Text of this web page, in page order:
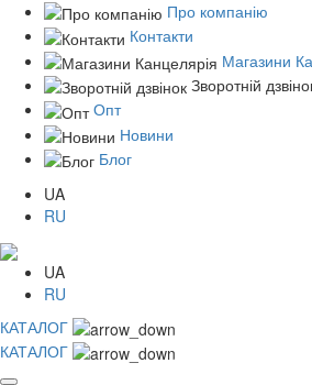
Про компанію
Контакти
Магазини
Зворотній
Опт
Новини
Блог
UA
RU
UA
RU
КАТАЛОГ
КАТАЛОГ